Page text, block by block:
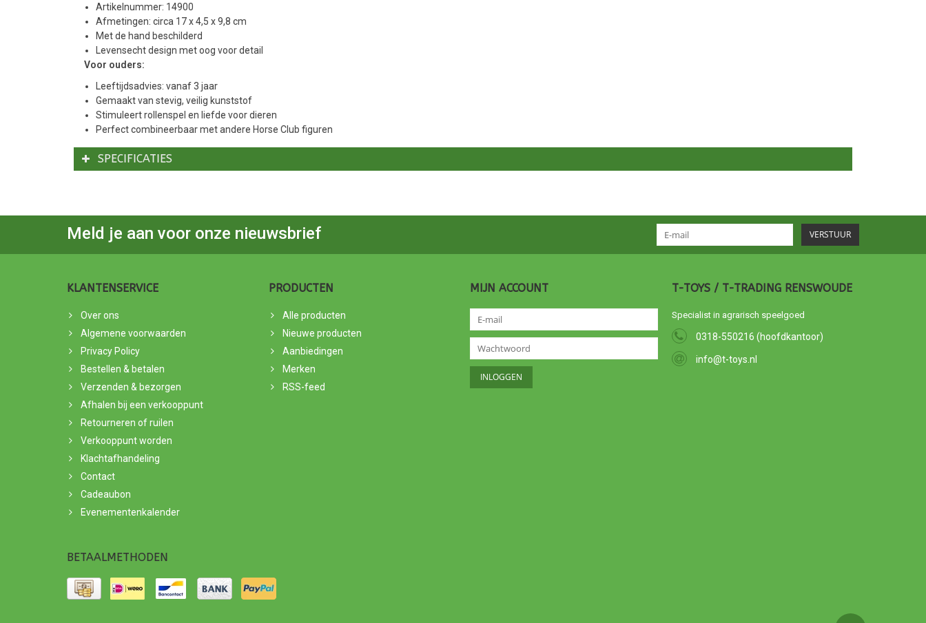
Artikelnummer: 14900
Afmetingen: circa 17 x 4,5 x 9,8 cm
Met de hand beschilderd
Levensecht design met oog voor detail
Voor ouders:
Leeftijdsadvies: vanaf 3 jaar
Gemaakt van stevig, veilig kunststof
Stimuleert rollenspel en liefde voor dieren
Perfect combineerbaar met andere Horse Club figuren
SPECIFICATIES
Meld je aan voor onze nieuwsbrief VERSTUUR
KLANTENSERVICE
Over ons
Algemene voorwaarden
Privacy Policy
Bestellen & betalen
Verzenden & bezorgen
Afhalen bij een verkooppunt
Retourneren of ruilen
Verkooppunt worden
Klachtafhandeling
Contact
Cadeaubon
Evenementenkalender
PRODUCTEN
Alle producten
Nieuwe producten
Aanbiedingen
Merken
RSS-feed
MIJN ACCOUNT T-TOYS / T-TRADING RENSWOUDE
Specialist in agrarisch speelgoed
0318-550216 (hoofdkantoor)
info@t-toys.nl
BETAALMETHODEN